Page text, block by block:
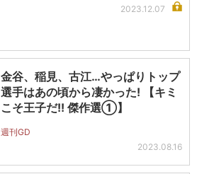
2023.12.07
金谷、稲見、古江…やっぱりトップ
選手はあの頃から凄かった! 【キミ
こそ王子だ!! 傑作選①】
週刊GD
2023.08.16